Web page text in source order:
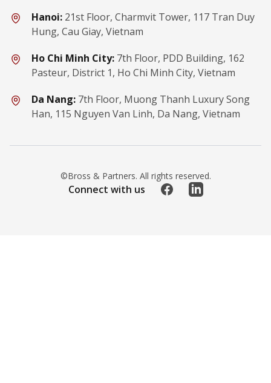
Hanoi: 21st Floor, Charmvit Tower, 117 Tran Duy
Hung, Cau Giay, Vietnam
Ho Chi Minh City: 7th Floor, PDD Building, 162
Pasteur, District 1, Ho Chi Minh City, Vietnam
Da Nang: 7th Floor, Muong Thanh Luxury Song
Han, 115 Nguyen Van Linh, Da Nang, Vietnam
©Bross & Partners. All rights reserved.
Connect with us FacebookLinkedIn